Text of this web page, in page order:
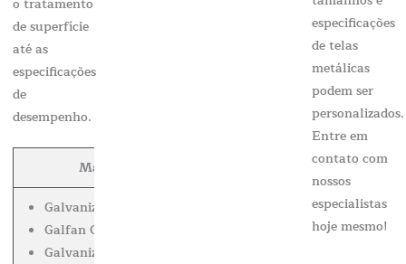
o tratamento
de superfície
até as
especificações
de
desempenho.
Material do fio Revestido de zinco
Galvanizado a quente
Galfan Galvanizado
Galvanizado revestido de PVC
200-300 g/m3
especificações
de telas
metálicas
podem ser
personalizados.
Entre em
contato com
nossos
especialistas
hoje mesmo!